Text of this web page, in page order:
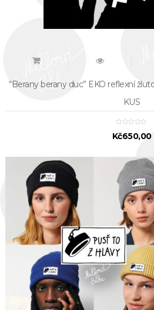
“Berany berany duc” EKO reflexní
KUS
Kč650,00